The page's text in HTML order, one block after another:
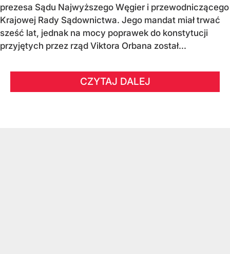
prezesa Sądu Najwyższego Węgier i przewodniczącego
Krajowej Rady Sądownictwa. Jego mandat miał trwać
sześć lat, jednak na mocy poprawek do konstytucji
przyjętych przez rząd Viktora Orbana został...
CZYTAJ DALEJ